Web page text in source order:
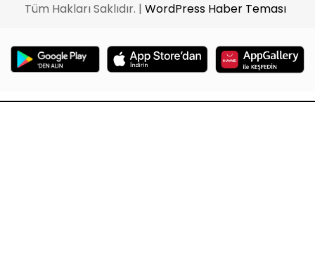
Tüm Hakları Saklıdır. | WordPress Haber Teması